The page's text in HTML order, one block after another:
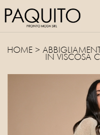
HOME >
IN VISCOSA